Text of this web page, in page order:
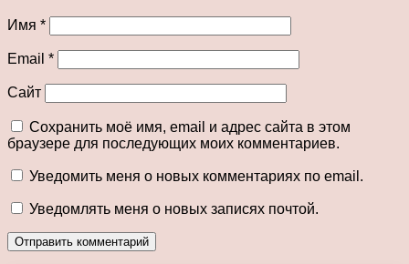
Имя *
Email *
Сайт
Сохранить моё имя, email и адрес сайта в этом
браузере для последующих моих комментариев.
Уведомить меня о новых комментариях по email.
Уведомлять меня о новых записях почтой.